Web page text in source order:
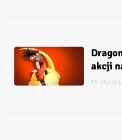
akcji
15